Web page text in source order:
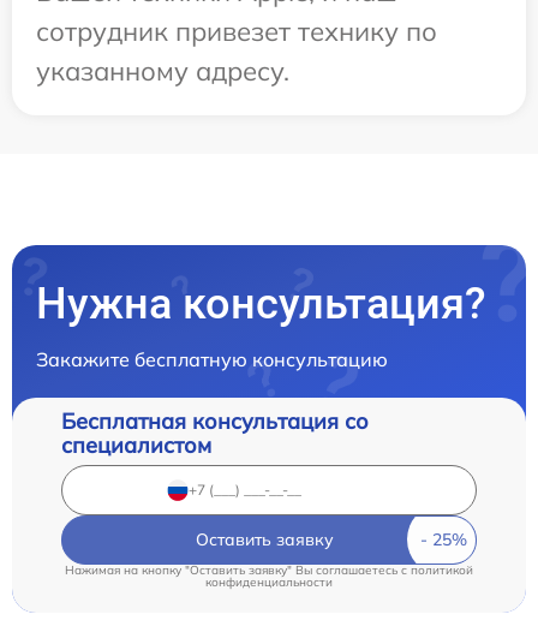
сотрудник привезет технику по
указанному адресу.
Нужна консультация?
Закажите бесплатную консультацию
Бесплатная консультация со
специалистом
Оставить заявку
Нажимая на кнопку "Оставить заявку" Вы соглашаетесь cполитикой
конфиденциальности